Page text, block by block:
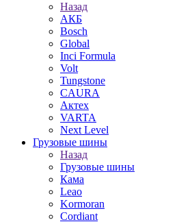
Назад
АКБ
Bosch
Global
Inci Formula
Volt
Tungstone
CAURA
Актех
VARTA
Next Level
Грузовые шины
Назад
Грузовые шины
Кама
Leao
Kormoran
Cordiant